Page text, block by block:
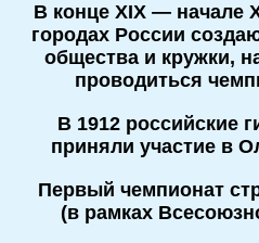
В конце XIX — начале
городах России
общества и кружки,
проводиться
В 1912 российские
приняли участие в
Первый чемпионат
(в рамках